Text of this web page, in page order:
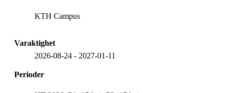
KTH Campus
Varaktighet
2026-08-24 - 2027-01-11
Perioder